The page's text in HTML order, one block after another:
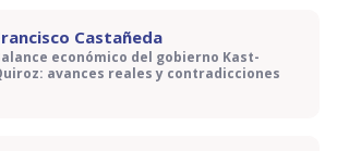
Castañeda
económico del gobierno Kast-
avances reales y contradicciones